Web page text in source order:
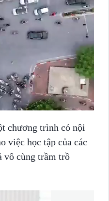
chương trình có nội
việc học tập của các
vô cùng trầm trồ